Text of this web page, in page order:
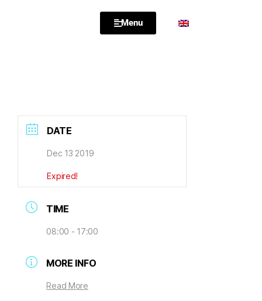
Menu
DATE
Dec 13 2019
Expired!
TIME
08:00 - 17:00
MORE INFO
Read More